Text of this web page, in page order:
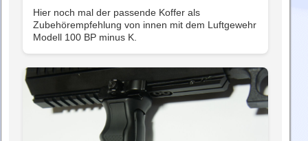
Hier noch mal der passende Koffer als
Zubehörempfehlung von innen mit dem Luftgewehr
Modell 100 BP minus K.